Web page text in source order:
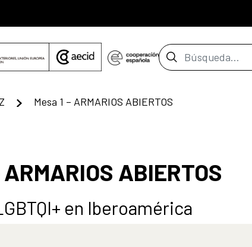
Barra de
Mesa 1 – ARMARIOS ABIERTOS
ARMARIOS ABIERTOS
en Iberoamérica